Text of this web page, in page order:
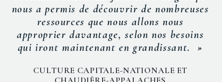
nous a permis de découvrir de nombreuses
ressources que nous allons nous
approprier davantage, selon nos besoins
qui iront maintenant en grandissant. »
CULTURE CAPITALE-NATIONALE ET